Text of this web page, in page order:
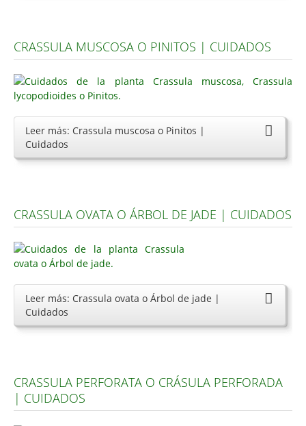
CRASSULA MUSCOSA O PINITOS | CUIDADOS
Leer más: Crassula muscosa o Pinitos |
Cuidados
CRASSULA OVATA O ÁRBOL DE JADE | CUIDADOS
Leer más: Crassula ovata o Árbol de jade |
Cuidados
CRASSULA PERFORATA O CRÁSULA PERFORADA
| CUIDADOS